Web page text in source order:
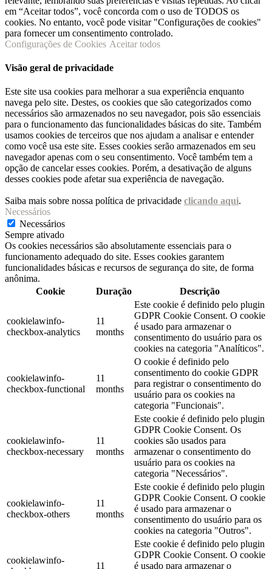
em “Aceitar todos”, você concorda com o uso de TODOS os
cookies. No entanto, você pode visitar "Configurações de cookies"
para fornecer um consentimento controlado.
Configurações de Cookies Aceitar todos
Visão geral de privacidade
Este site usa cookies para melhorar a sua experiência enquanto
navega pelo site. Destes, os cookies que são categorizados como
necessários são armazenados no seu navegador, pois são essenciais
para o funcionamento das funcionalidades básicas do site. Também
usamos cookies de terceiros que nos ajudam a analisar e entender
como você usa este site. Esses cookies serão armazenados em seu
navegador apenas com o seu consentimento. Você também tem a
opção de cancelar esses cookies. Porém, a desativação de alguns
desses cookies pode afetar sua experiência de navegação.
Saiba mais sobre nossa política de privacidade clicando aqui.
Necessários
Necessários
Sempre ativado
Os cookies necessários são absolutamente essenciais para o
funcionamento adequado do site. Esses cookies garantem
funcionalidades básicas e recursos de segurança do site, de forma
anônima.
Cookie
Duração Descrição
cookielawinfo-
checkbox-analytics
11
months
Este cookie é definido pelo plugin
GDPR Cookie Consent. O cookie
é usado para armazenar o
consentimento do usuário para os
cookies na categoria "Analíticos".
cookielawinfo-
checkbox-functional
11
months
O cookie é definido pelo
consentimento do cookie GDPR
para registrar o consentimento do
usuário para os cookies na
categoria "Funcionais".
cookielawinfo-
checkbox-necessary
11
months
Este cookie é definido pelo plugin
GDPR Cookie Consent. Os
cookies são usados ​​para
armazenar o consentimento do
usuário para os cookies na
categoria "Necessários".
cookielawinfo-
checkbox-others
11
months
Este cookie é definido pelo plugin
GDPR Cookie Consent. O cookie
é usado para armazenar o
consentimento do usuário para os
cookies na categoria "Outros".
cookielawinfo-
11
Este cookie é definido pelo plugin
GDPR Cookie Consent. O cookie
é usado para armazenar o